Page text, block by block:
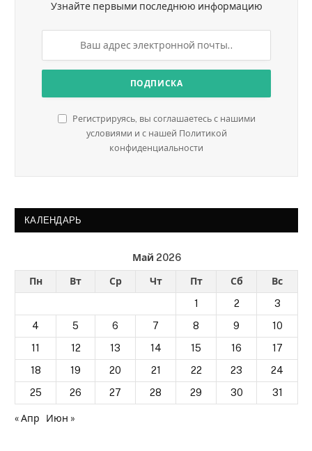
Узнайте первыми последнюю информацию
Регистрируясь, вы соглашаетесь с нашими
условиями и с нашей Политикой
конфиденциальности
КАЛЕНДАРЬ
Май 2026
Пн Вт Ср Чт Пт Сб
Вс
1
2
3
4
5 6 7 8 9
10
11
12 13 14 15 16
17
18
19 20 21 22 23
24
25
26 27 28 29 30 31
« Апр Июн »